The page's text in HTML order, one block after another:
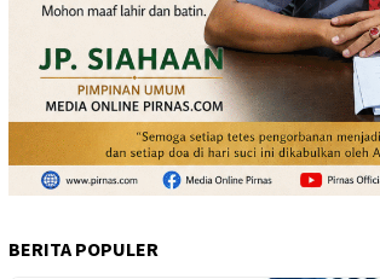
BERITA POPULER